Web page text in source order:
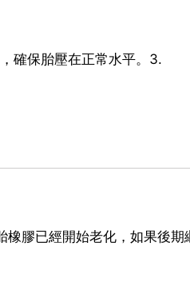
確保胎壓在正常水平。3.
膠已經開始老化，如果後期